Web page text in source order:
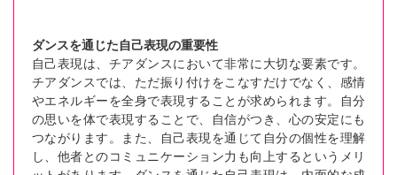
ダンスを通じた自己表現の重要性
自己表現は、チアダンスにおいて非常に大切な要素です。
チアダンスでは、ただ振り付けをこなすだけでなく、感情
やエネルギーを全身で表現することが求められます。自分
の思いを体で表現することで、自信がつき、心の安定にも
つながります。また、自己表現を通じて自分の個性を理解
し、他者とのコミュニケーション力も向上するというメリ